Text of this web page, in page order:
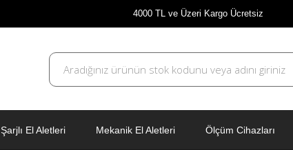
4000 TL ve Üzeri Kargo Ücretsiz
Şarjlı El Aletleri Mekanik El Aletleri Ölçüm Cihazları